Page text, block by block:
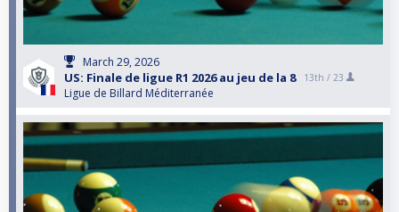
March 29, 2026
US: Finale de ligue R1 2026 au jeu de la 8
Ligue de Billard Méditerranée
13th / 23